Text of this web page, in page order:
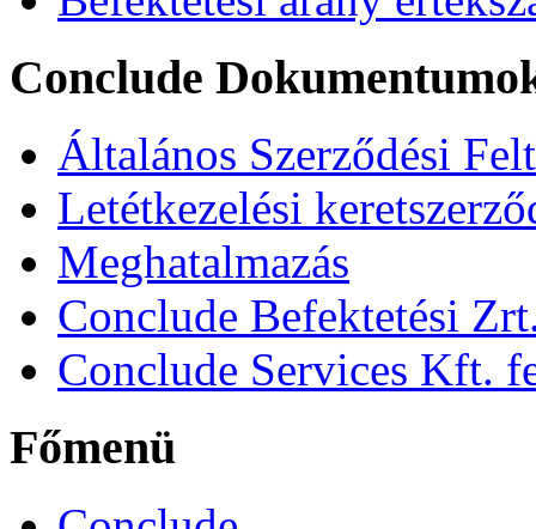
Conclude
Általános Szerződési
Letétkezelési
Meghatalmazás
Conclude Befektetési
Conclude Services Kft.
Főmenü